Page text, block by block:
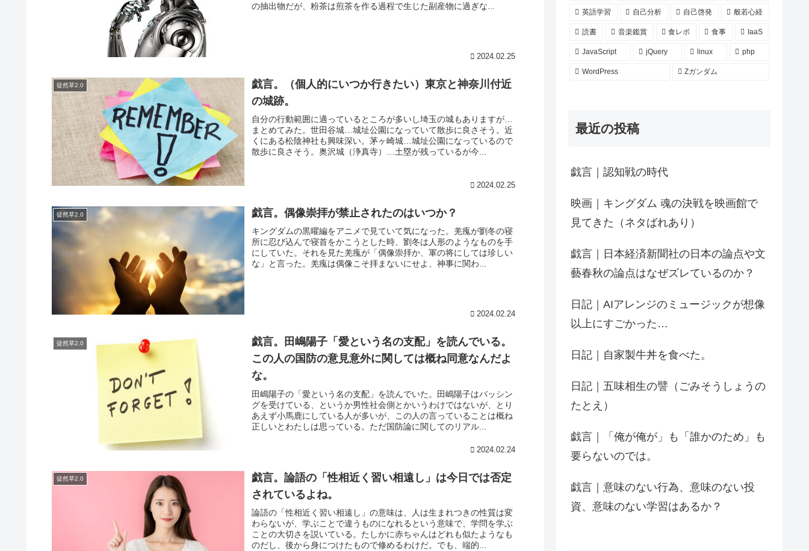
の抽出物だが、粉茶は煎茶を作る過程で生じた副産物に過ぎな...
2024.02.25
徒然草2.0
戯言。（個人的にいつか行きたい）東京と神奈川付近
の城跡。
自分の行動範囲に適っているところが多いし埼玉の城もありますが…
まとめてみた。世田谷城…城址公園になっていて散歩に良さそう。近
くにある松陰神社も興味深い。茅ヶ崎城…城址公園になっているので
散歩に良さそう。奥沢城（浄真寺）…土塁が残っているが今...
2024.02.25
徒然草2.0 戯言。偶像崇拝が禁止されたのはいつか？
キングダムの黒曜編をアニメで見ていて気になった。羌瘣が劉冬の寝
所に忍び込んで寝首をかこうとした時、劉冬は人形のようなものを手
にしていた。それを見た羌瘣が「偶像崇拝か、軍の将にしては珍しい
な」と言った。羌瘣は偶像こそ拝まないにせよ、神事に関わ...
2024.02.24
徒然草2.0
戯言。田嶋陽子「愛という名の支配」を読んでいる。
この人の国防の意見意外に関しては概ね同意なんだよ
な。
田嶋陽子の「愛という名の支配」を読んでいた。田嶋陽子はバッシン
グを受けている、というか男性社会側とかいうわけではないが、とり
あえず小馬鹿にしている人が多いが、この人の言っていることは概ね
正しいとわたしは思っている。ただ国防論に関してのリアル...
2024.02.24
徒然草2.0
戯言。論語の「性相近く習い相遠し」は今日では否定
されているよね。
論語の「性相近く習い相遠し」の意味は、人は生まれつきの性質は変
わらないが、学ぶことで違うものになれるという意味で、学問を学ぶ
ことの大切さを説いている。たしかに赤ちゃんはどれも似たようなも
のだし、後から身につけたもので修めるわけだ。でも、端的...
英語学習 自己分析 自己啓発 般若心経
読書 音楽鑑賞 食レポ 食事 IaaS
JavaScript jQuery linux php
WordPress Zガンダム
最近の投稿
戯言｜認知戦の時代
映画｜キングダム 魂の決戦を映画館で
見てきた（ネタばれあり）
戯言｜日本経済新聞社の日本の論点や文
藝春秋の論点はなぜズレているのか？
日記｜AIアレンジのミュージックが想像
以上にすごかった…
日記｜自家製牛丼を食べた。
日記｜五味相生の譬（ごみそうしょうの
たとえ）
戯言｜「俺が俺が」も「誰かのため」も
要らないのでは。
戯言｜意味のない行為、意味のない投
資、意味のない学習はあるか？